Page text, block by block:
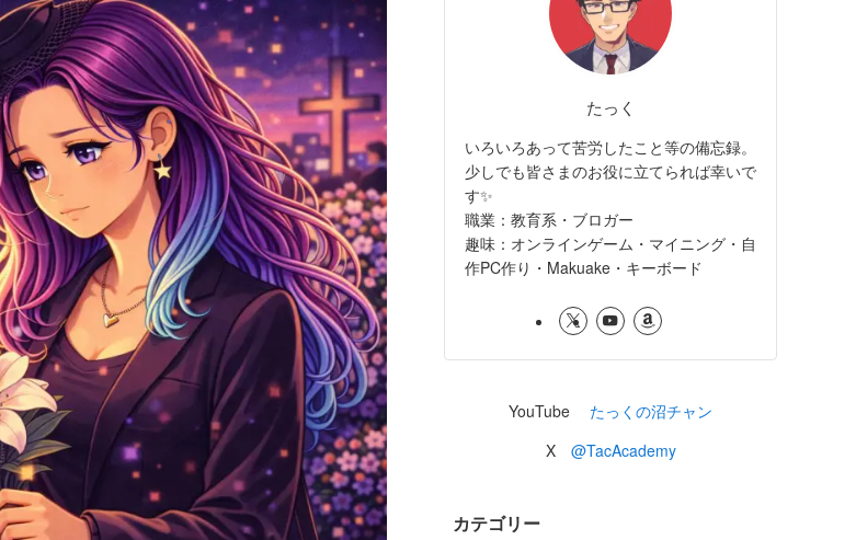
たっく
いろいろあって苦労したこと等の備忘録。
少しでも皆さまのお役に立てられば幸いで
す✨
職業：教育系・ブロガー
趣味：オンラインゲーム・マイニング・自
作PC作り・Makuake・キーボード
YouTube たっくの沼チャン
X @TacAcademy
カテゴリー